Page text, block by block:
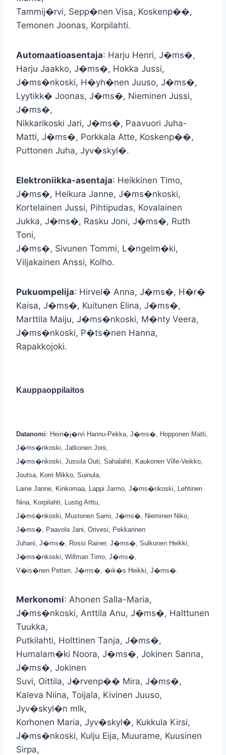
Tammij�rvi, Sepp�nen Visa, Koskenp��,
Temonen Joonas, Korpilahti.
Automaatioasentaja: Harju Henri, J�ms�,
Harju Jaakko, J�ms�, Hokka Jussi,
J�ms�nkoski, H�yh�nen Juuso, J�ms�,
Lyytikk� Joonas, J�ms�, Nieminen Jussi,
J�ms�,
Nikkarikoski Jari, J�ms�, Paavuori Juha-
Matti, J�ms�, Porkkala Atte, Koskenp��,
Puttonen Juha, Jyv�skyl�.
Elektroniikka-asentaja: Heikkinen Timo,
J�ms�, Heikura Janne, J�ms�nkoski,
Kortelainen Jussi, Pihtipudas, Kovalainen
Jukka, J�ms�, Rasku Joni, J�ms�, Ruth
Toni,
J�ms�, Sivunen Tommi, L�ngelm�ki,
Viljakainen Anssi, Kolho.
Pukuompelija: Hirvel� Anna, J�ms�, H�r�
Kaisa, J�ms�, Kuitunen Elina, J�ms�,
Marttila Maiju, J�ms�nkoski, M�nty Veera,
J�ms�nkoski, P�ts�nen Hanna,
Rapakkojoki.
Kauppaoppilaitos
Datanomi: Hein�j�rvi Hannu-Pekka, J�ms�, Hopponen Matti,
J�ms�nkoski, Jatkonen Joni,
J�ms�nkoski, Jussila Outi, Sahalahti, Kaukonen Ville-Veikko,
Joutsa, Korri Mikko, Suinula,
Laine Janne, Kinkomaa, Lappi Jarmo, J�ms�nkoski, Lehtinen
Nina, Korpilahti, Lustig Arttu,
J�ms�nkoski, Mustonen Sami, J�ms�, Nieminen Niko,
J�ms�, Paavola Jani, Orivesi, Pekkarinen
Juhani, J�ms�, Rossi Rainer, J�ms�, Sulkunen Heikki,
J�ms�nkoski, Willman Timo, J�ms�,
V�is�nen Petteri, J�ms�, �ik�s Heikki, J�ms�.
Merkonomi: Ahonen Salla-Maria,
J�ms�nkoski, Anttila Anu, J�ms�, Halttunen
Tuukka,
Putkilahti, Holttinen Tanja, J�ms�,
Humalam�ki Noora, J�ms�, Jokinen Sanna,
J�ms�, Jokinen
Suvi, Oittila, J�rvenp�� Mira, J�ms�,
Kaleva Niina, Toijala, Kivinen Juuso,
Jyv�skyl�n mlk,
Korhonen Maria, Jyv�skyl�, Kukkula Kirsi,
J�ms�nkoski, Kulju Eija, Muurame, Kuusinen
Sirpa,